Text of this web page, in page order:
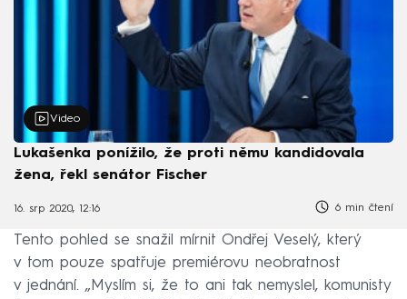
Video
Lukašenka ponížilo, že proti němu kandidovala
žena, řekl senátor Fischer
16. srp 2020, 12:16 6 min čtení
Tento pohled se snažil mírnit Ondřej Veselý, který
v tom pouze spatřuje premiérovu neobratnost
v jednání. „Myslím si, že to ani tak nemyslel, komunisty